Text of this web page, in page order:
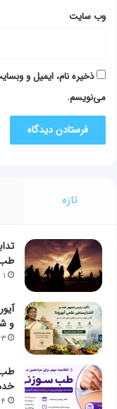
وب‌ سایت
ذخیره نام، ایمیل و
می‌نویسم.
تازه
۱ هفته پیش
و
۳ هفته پیش
طب
۴ هفته پیش